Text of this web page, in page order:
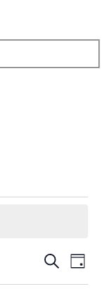
Recherche
de
Jour